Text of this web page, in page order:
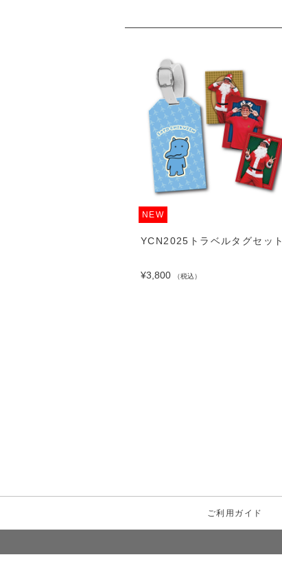
NEW
YCN2025トラベルタグセット
¥3,800 （税込）
ご利用ガイド